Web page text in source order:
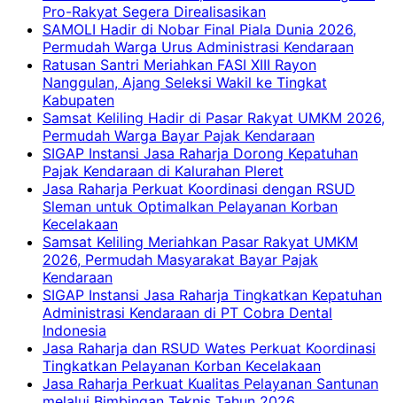
Pro-Rakyat Segera Direalisasikan
SAMOLI Hadir di Nobar Final Piala Dunia 2026,
Permudah Warga Urus Administrasi Kendaraan
Ratusan Santri Meriahkan FASI XIII Rayon
Nanggulan, Ajang Seleksi Wakil ke Tingkat
Kabupaten
Samsat Keliling Hadir di Pasar Rakyat UMKM 2026,
Permudah Warga Bayar Pajak Kendaraan
SIGAP Instansi Jasa Raharja Dorong Kepatuhan
Pajak Kendaraan di Kalurahan Pleret
Jasa Raharja Perkuat Koordinasi dengan RSUD
Sleman untuk Optimalkan Pelayanan Korban
Kecelakaan
Samsat Keliling Meriahkan Pasar Rakyat UMKM
2026, Permudah Masyarakat Bayar Pajak
Kendaraan
SIGAP Instansi Jasa Raharja Tingkatkan Kepatuhan
Administrasi Kendaraan di PT Cobra Dental
Indonesia
Jasa Raharja dan RSUD Wates Perkuat Koordinasi
Tingkatkan Pelayanan Korban Kecelakaan
Jasa Raharja Perkuat Kualitas Pelayanan Santunan